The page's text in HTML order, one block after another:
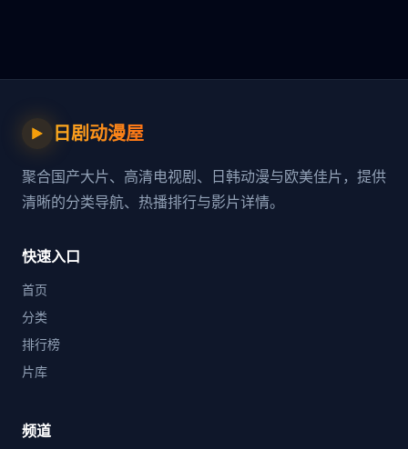
▶ 日剧动漫屋
聚合国产大片、高清电视剧、日韩动漫与欧美佳片，提供
清晰的分类导航、热播排行与影片详情。
快速入口
首页
分类
排行榜
片库
频道